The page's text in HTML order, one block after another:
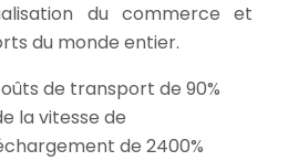
du commerce et
du monde entier.
de transport de 90%
la vitesse de
de 2400%